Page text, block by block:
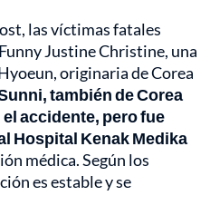
las víctimas fatales
Justine Christine, una
originaria de Corea
también de Corea
accidente, pero fue
Hospital Kenak Medika
médica. Según los
es estable y se